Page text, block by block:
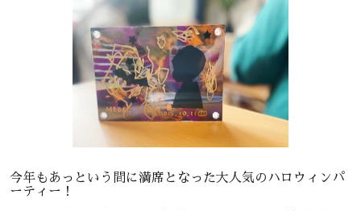
今年もあっという間に満席となった大人気のハロウィンパ
ーティー！